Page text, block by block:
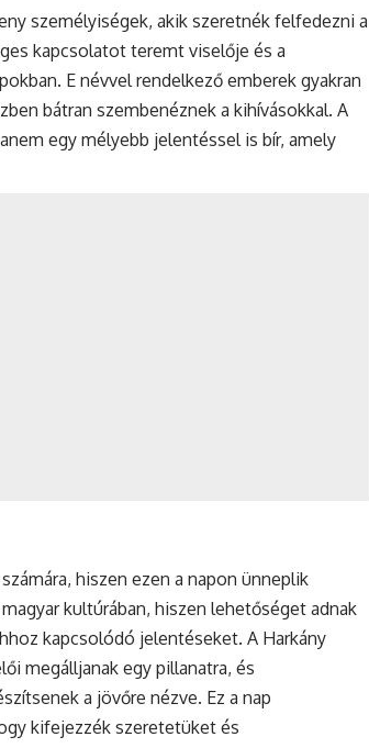
személyiségek, akik szeretnék felfedezni a
kapcsolatot teremt viselője és a
E névvel rendelkező emberek gyakran
bátran szembenéznek a kihívásokkal. A
egy mélyebb jelentéssel is bír, amely
hiszen ezen a napon ünneplik
kultúrában, hiszen lehetőséget adnak
kapcsolódó jelentéseket. A Harkány
megálljanak egy pillanatra, és
a jövőre nézve. Ez a nap
kifejezzék szeretetüket és